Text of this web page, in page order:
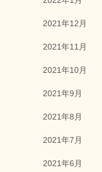
2021年12月
2021年11月
2021年10月
2021年9月
2021年8月
2021年7月
2021年6月